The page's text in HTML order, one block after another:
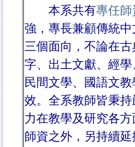
本系共有專任師
強，專長兼顧傳統
三個面向，不論在
字、出土文獻、經學
民間文學、
國語文
效。全系教師皆秉
力在教學及研究各
師資之外，另持續延